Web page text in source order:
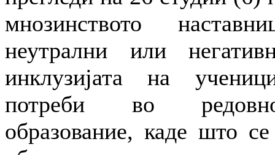
мнозинството
неутрални или
инклузијата на
потреби во
образование, каде што се